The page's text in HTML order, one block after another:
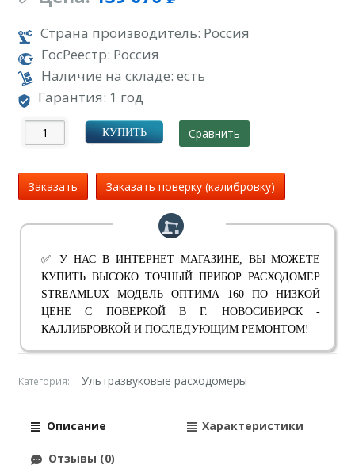
УБ.
Страна производитель: Россия
ГосРеестр: Россия
Наличие на складе: есть
Гарантия: 1 год
КУПИТЬ Сравнить
Заказать Заказать поверку (калибровку)
✅ У НАС В ИНТЕРНЕТ МАГАЗИНЕ, ВЫ МОЖЕТЕ
КУПИТЬ ВЫСОКО ТОЧНЫЙ ПРИБОР РАСХОДОМЕР
STREAMLUX МОДЕЛЬ ОПТИМА 160 ПО НИЗКОЙ
ЦЕНЕ С ПОВЕРКОЙ В Г. НОВОСИБИРСК -
КАЛЛИБРОВКОЙ И ПОСЛЕДУЮЩИМ РЕМОНТОМ!
Категория: Ультразвуковые расходомеры
Описание Характеристики
Отзывы (0)